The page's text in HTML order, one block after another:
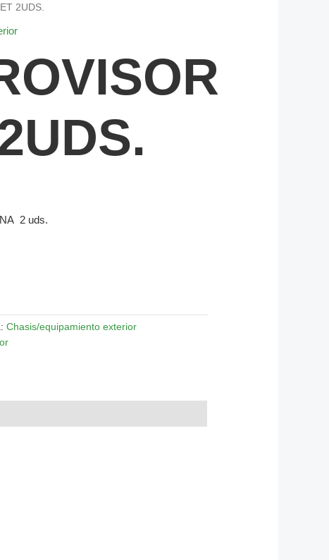
2UDS.
2 uds.
Chasis/equipamiento exterior